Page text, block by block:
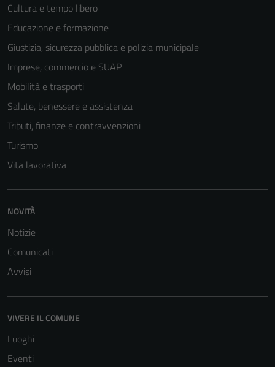
Cultura e tempo libero
Educazione e formazione
Giustizia, sicurezza pubblica e polizia municipale
Imprese, commercio e SUAP
Mobilità e trasporti
Salute, benessere e assistenza
Tributi, finanze e contravvenzioni
Turismo
Vita lavorativa
NOVITÀ
Notizie
Comunicati
Avvisi
VIVERE IL COMUNE
Luoghi
Eventi
disabilitati.